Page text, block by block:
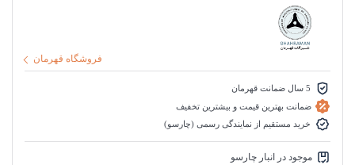
فروشگاه قهرمان
5 سال ضمانت قهرمان
ضمانت بهترین قیمت و بیشترین تخفیف
خرید مستقیم از نمایندگی رسمی (چارسو)
موجود در انبار چارسو